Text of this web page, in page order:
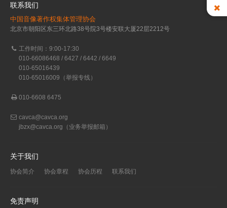
联系我们
中国音像著作权集体管理协会
北京市朝阳区东三环北路38号院3号楼安联大厦22层2212号
工作时间：9:00-17:30
010-66086468 / 6427 / 6442 / 6649
010-65016439
010-65016009（举报专线）
010-6608 6475
cavca@cavca.org
jbzx@cavca.org （业务举报邮箱）
关于我们
协会简介 协会章程 协会历程 联系我们
免责声明